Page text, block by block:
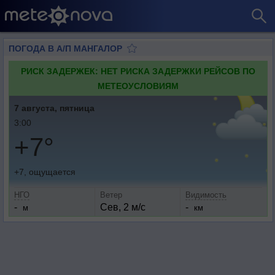
ПОГОДА В А/П МАНГАЛОР
РИСК ЗАДЕРЖЕК: НЕТ РИСКА ЗАДЕРЖКИ РЕЙСОВ ПО
МЕТЕОУСЛОВИЯМ
7 августа, пятница
3:00
+7°
+7, ощущается
НГО
- м
Ветер
Сев, 2 м/с
Видимость
- км